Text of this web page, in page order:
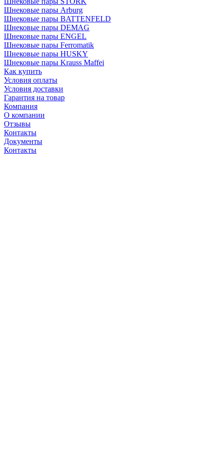
Шнековые пары Arburg
Шнековые пары BATTENFELD
Шнековые пары DEMAG
Шнековые пары ENGEL
Шнековые пары Ferromatik
Шнековые пары HUSKY
Шнековые пары Krauss Maffei
Как купить
Условия оплаты
Условия доставки
Гарантия на товар
Компания
О компании
Отзывы
Контакты
Документы
Контакты